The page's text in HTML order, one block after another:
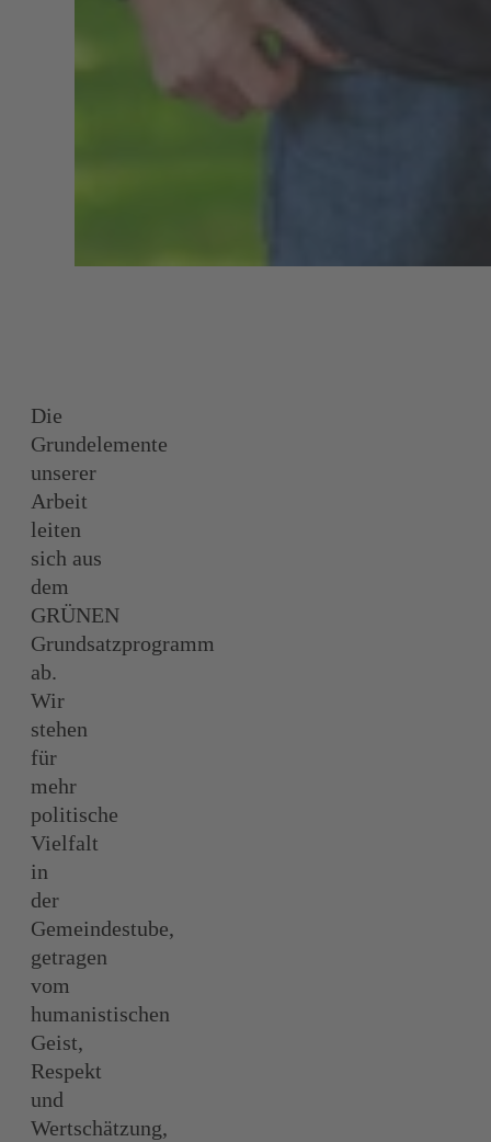
Die
Grundelemente
unserer
Arbeit
leiten
sich aus
dem
GRÜNEN
Grundsatzprogramm
ab. ​
Wir
stehen
für
mehr
politische
Vielfalt
in
der
Gemeindestube,
getragen
vom
humanistischen
Geist,
Respekt
und
Wertschätzung,